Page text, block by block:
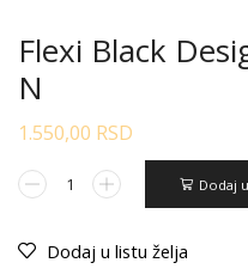
Flexi Black
N
1.550,00 RSD
Dodaj
Dodaj u listu želja